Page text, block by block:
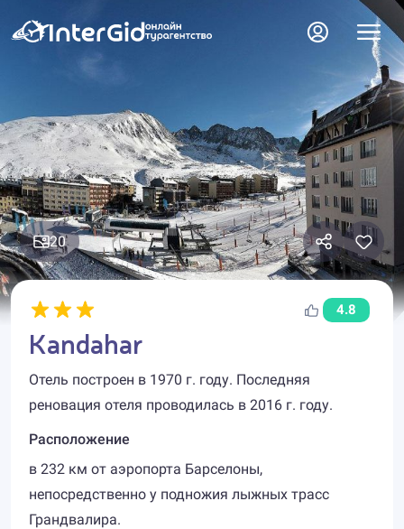
20
4.8
Kandahar
Отель построен в 1970 г. году. Последняя
реновация отеля проводилась в 2016 г. году.
Расположение
в 232 км от аэропорта Барселоны,
непосредственно у подножия лыжных трасс
Грандвалира.